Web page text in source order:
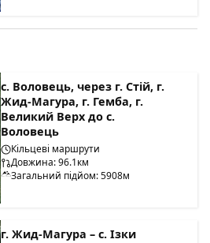
с. Воловець, через г. Стій, г.
Жид-Магура, г. Гемба, г.
Великий Верх до с.
Воловець
Кільцеві маршрути
Довжина: 96.1км
Загальний підйом: 5908м
г. Жид-Магура – с. Ізки